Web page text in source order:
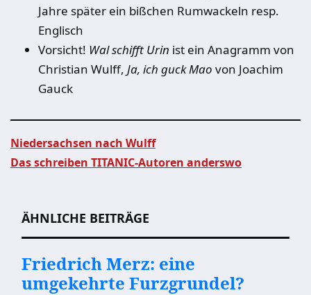
Jahre später ein bißchen Rumwackeln resp.
Englisch
Vorsicht! Wal schifft Urin ist ein Anagramm von
Christian Wulff, Ja, ich guck Mao von Joachim
Gauck
Niedersachsen nach Wulff
Das schreiben TITANIC-Autoren anderswo
ÄHNLICHE BEITRÄGE
Friedrich Merz: eine
umgekehrte Furzgrundel?